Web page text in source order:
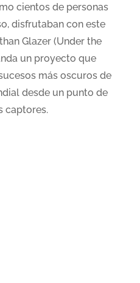
cientos de personas
disfrutaban con este
Glazer (Under the
un proyecto que
más oscuros de
desde un punto de
captores.